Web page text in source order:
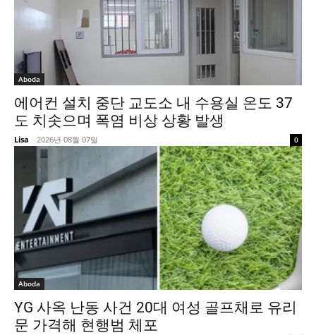
Aboda
에어컨 설치 중단 교도소 내 수용실 온도 37
도 치솟으며 폭염 비상 상황 발생
Lisa - 2026년 08월 07일 0
Aboda
YG 사옥 난동 사건 20대 여성 골프채로 유리
문 가격해 현행범 체포